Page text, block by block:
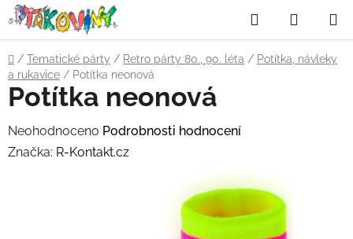
Přejít
na
obsah
Hledat
KOŠÍK
Domů
/ Tematické párty / Retro párty 80., 90. léta / Potítka, návleky
a rukavice / Potítka neonová
Potítka neonová
Průměrné
hodnocení
Neohodnoceno Podrobnosti hodnocení
Značka: R-Kontakt.cz